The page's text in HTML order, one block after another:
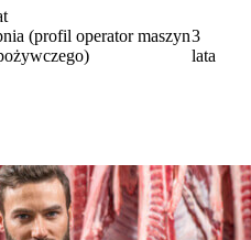
(profil operator maszyn3
lata